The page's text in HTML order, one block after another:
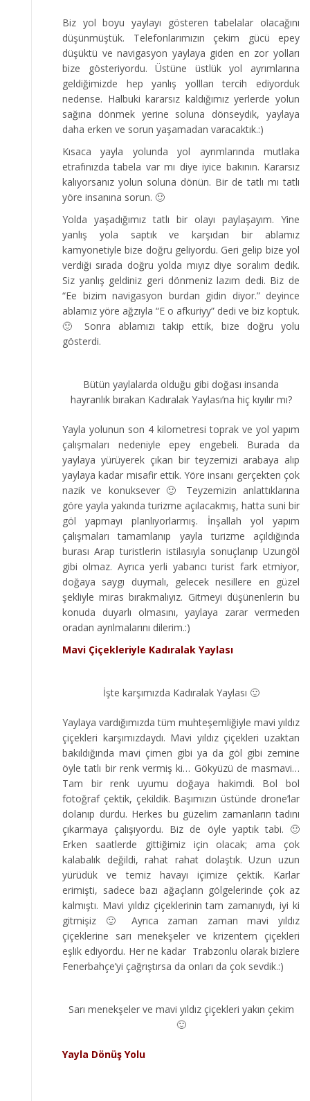
Biz yol boyu yaylayı gösteren tabelalar olacağını
düşünmüştük. Telefonlarımızın çekim gücü epey
düşüktü ve navigasyon yaylaya giden en zor yolları
bize gösteriyordu. Üstüne üstlük yol ayrımlarına
geldiğimizde hep yanlış yollları tercih ediyorduk
nedense. Halbuki kararsız kaldığımız yerlerde yolun
sağına dönmek yerine soluna dönseydik, yaylaya
daha erken ve sorun yaşamadan varacaktık.:)
Kısaca yayla yolunda yol ayrımlarında mutlaka
etrafınızda tabela var mı diye iyice bakının. Kararsız
kalıyorsanız yolun soluna dönün. Bir de tatlı mı tatlı
yöre insanına sorun. 🙂
Yolda yaşadığımız tatlı bir olayı paylaşayım. Yine
yanlış yola saptık ve karşıdan bir ablamız
kamyonetiyle bize doğru geliyordu. Geri gelip bize yol
verdiği sırada doğru yolda mıyız diye soralım dedik.
Siz yanlış geldiniz geri dönmeniz lazım dedi. Biz de
“Ee bizim navigasyon burdan gidin diyor.” deyince
ablamız yöre ağzıyla “E o afkuriyy” dedi ve biz koptuk.
🙂 Sonra ablamızı takip ettik, bize doğru yolu
gösterdi.
Bütün yaylalarda olduğu gibi doğası insanda
hayranlık bırakan Kadıralak Yaylası’na hiç kıyılır mı?
Yayla yolunun son 4 kilometresi toprak ve yol yapım
çalışmaları nedeniyle epey engebeli. Burada da
yaylaya yürüyerek çıkan bir teyzemizi arabaya alıp
yaylaya kadar misafir ettik. Yöre insanı gerçekten çok
nazik ve konuksever 🙂 Teyzemizin anlattıklarına
göre yayla yakında turizme açılacakmış, hatta suni bir
göl yapmayı planlıyorlarmış. İnşallah yol yapım
çalışmaları tamamlanıp yayla turizme açıldığında
burası Arap turistlerin istilasıyla sonuçlanıp Uzungöl
gibi olmaz. Ayrıca yerli yabancı turist fark etmiyor,
doğaya saygı duymalı, gelecek nesillere en güzel
şekliyle miras bırakmalıyız. Gitmeyi düşünenlerin bu
konuda duyarlı olmasını, yaylaya zarar vermeden
oradan ayrılmalarını dilerim.:)
Mavi Çiçekleriyle Kadıralak Yaylası
İşte karşımızda Kadıralak Yaylası 🙂
Yaylaya vardığımızda tüm muhteşemliğiyle mavi yıldız
çiçekleri karşımızdaydı. Mavi yıldız çiçekleri uzaktan
bakıldığında mavi çimen gibi ya da göl gibi zemine
öyle tatlı bir renk vermiş ki… Gökyüzü de masmavi…
Tam bir renk uyumu doğaya hakimdi. Bol bol
fotoğraf çektik, çekildik. Başımızın üstünde drone’lar
dolanıp durdu. Herkes bu güzelim zamanların tadını
çıkarmaya çalışıyordu. Biz de öyle yaptık tabi. 🙂
Erken saatlerde gittiğimiz için olacak; ama çok
kalabalık değildi, rahat rahat dolaştık. Uzun uzun
yürüdük ve temiz havayı içimize çektik. Karlar
erimişti, sadece bazı ağaçların gölgelerinde çok az
kalmıştı. Mavi yıldız çiçeklerinin tam zamanıydı, iyi ki
gitmişiz 🙂 Ayrıca zaman zaman mavi yıldız
çiçeklerine sarı menekşeler ve krizentem çiçekleri
eşlik ediyordu. Her ne kadar Trabzonlu olarak bizlere
Fenerbahçe’yi çağrıştırsa da onları da çok sevdik.:)
Sarı menekşeler ve mavi yıldız çiçekleri yakın çekim
🙂
Yayla Dönüş Yolu